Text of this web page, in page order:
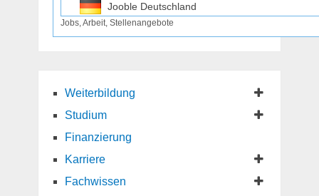
Jooble Deutschland
Jooble Osterreich
Jobs, Arbeit, Stellenangebote
Weiterbildung
Studium
Finanzierung
Karriere
Fachwissen